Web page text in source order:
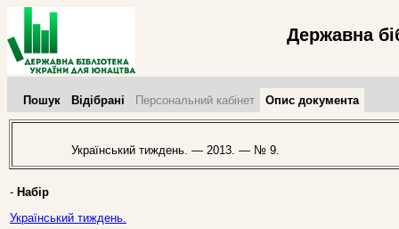
Державна
Пошук Відібрані Персональний кабінет Опис документа
Український тиждень. — 2013. — № 9.
- Набір
Український тиждень.